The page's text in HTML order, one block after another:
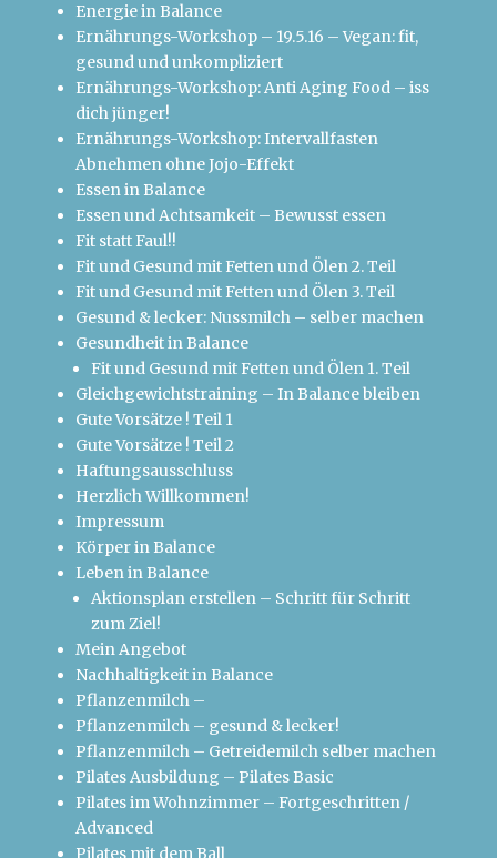
Energie in Balance
Ernährungs-Workshop – 19.5.16 – Vegan: fit,
gesund und unkompliziert
Ernährungs-Workshop: Anti Aging Food – iss
dich jünger!
Ernährungs-Workshop: Intervallfasten
Abnehmen ohne Jojo-Effekt
Essen in Balance
Essen und Achtsamkeit – Bewusst essen
Fit statt Faul!!
Fit und Gesund mit Fetten und Ölen 2. Teil
Fit und Gesund mit Fetten und Ölen 3. Teil
Gesund & lecker: Nussmilch – selber machen
Gesundheit in Balance
Fit und Gesund mit Fetten und Ölen 1. Teil
Gleichgewichtstraining – In Balance bleiben
Gute Vorsätze ! Teil 1
Gute Vorsätze ! Teil 2
Haftungsausschluss
Herzlich Willkommen!
Impressum
Körper in Balance
Leben in Balance
Aktionsplan erstellen – Schritt für Schritt
zum Ziel!
Mein Angebot
Nachhaltigkeit in Balance
Pflanzenmilch –
Pflanzenmilch – gesund & lecker!
Pflanzenmilch – Getreidemilch selber machen
Pilates Ausbildung – Pilates Basic
Pilates im Wohnzimmer – Fortgeschritten /
Advanced
Pilates mit dem Ball